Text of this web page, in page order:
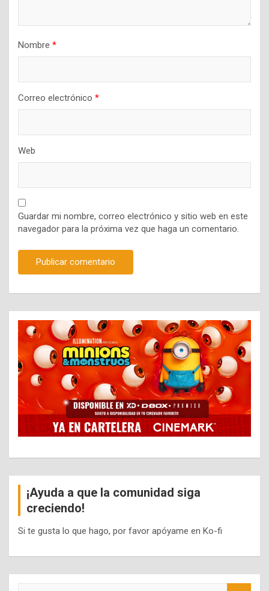
Nombre *
Correo electrónico *
Web
Guardar mi nombre, correo electrónico y sitio web en este
navegador para la próxima vez que haga un comentario.
¡Ayuda a que la comunidad siga
creciendo!
Si te gusta lo que hago, por favor apóyame en Ko-fi